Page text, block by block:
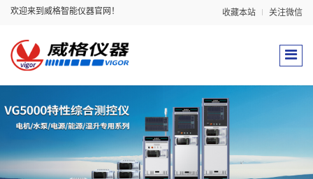
欢迎来到威格智能仪器官网！ 收藏本站 关注微信